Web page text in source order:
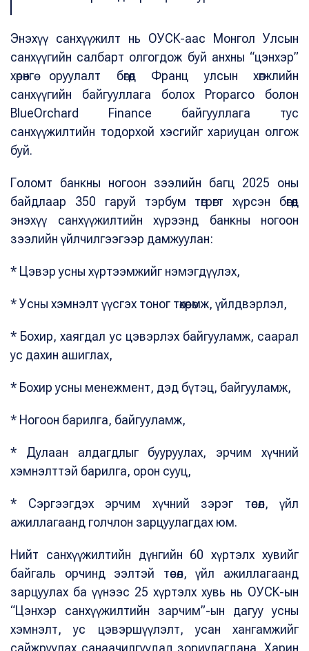
Энэхүү санхүүжилт нь ОУСК-аас Монгол Улсын
санхүүгийн салбарт олгогдож буй анхны “цэнхэр”
хөрөнгө оруулалт бөгөөд Франц улсын хөгжлийн
санхүүгийн байгууллага болох Proparco болон
BlueOrchard Finance байгууллага тус
санхүүжилтийн тодорхой хэсгийг хариуцан олгож
буй.
Голомт банкны ногоон зээлийн багц 2025 оны
байдлаар 350 гаруй тэрбум төгрөгт хүрсэн бөгөөд
энэхүү санхүүжилтийн хүрээнд банкны ногоон
зээлийн үйлчилгээгээр дамжуулан:
* Цэвэр усны хүртээмжийг нэмэгдүүлэх,
* Усны хэмнэлт үүсгэх тоног төхөөрөмж, үйлдвэрлэл,
* Бохир, хаягдал ус цэвэрлэх байгууламж, саарал
ус дахин ашиглах,
* Бохир усны менежмент, дэд бүтэц, байгууламж,
* Ногоон барилга, байгууламж,
* Дулаан алдагдлыг бууруулах, эрчим хүчний
хэмнэлттэй барилга, орон сууц,
* Сэргээгдэх эрчим хүчний зэрэг төсөл, үйл
ажиллагаанд голчлон зарцуулагдах юм.
Нийт санхүүжилтийн дүнгийн 60 хүртэлх хувийг
байгаль орчинд ээлтэй төсөл, үйл ажиллагаанд
зарцуулах ба үүнээс 25 хүртэлх хувь нь ОУСК-ын
“Цэнхэр санхүүжилтийн зарчим”-ын дагуу усны
хэмнэлт, ус цэвэршүүлэлт, усан хангамжийг
сайжруулах санаачилгуудад зориулагдана. Харин